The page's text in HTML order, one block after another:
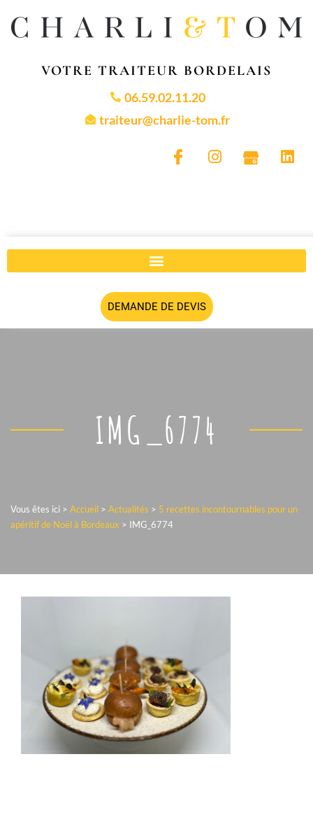
VOTRE TRAITEUR BORDELAIS
06.59.02.11.20
traiteur@charlie-tom.fr
DEMANDE DE DEVIS
IMG_6774
Vous êtes ici > Accueil > Actualités > 5 recettes incontournables pour un
apéritif de Noël à Bordeaux > IMG_6774